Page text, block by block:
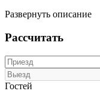
Развернуть описание
Рассчитать
Гостей